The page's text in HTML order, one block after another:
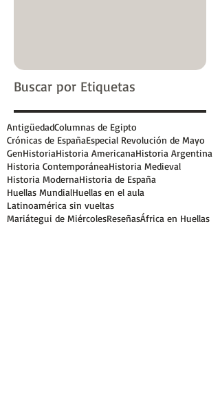
Buscar por Etiquetas
AntigüedadColumnas de Egipto
Crónicas de EspañaEspecial Revolución de Mayo
GenHistoriaHistoria AmericanaHistoria Argentina
Historia ContemporáneaHistoria Medieval
Historia ModernaHistoria de España
Huellas MundialHuellas en el aula
Latinoamérica sin vueltas
Mariátegui de MiércolesReseñasÁfrica en Huellas